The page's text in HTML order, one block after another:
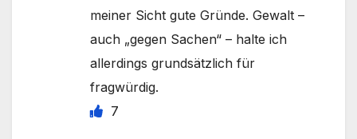
meiner Sicht gute Gründe. Gewalt –
auch „gegen Sachen“ – halte ich
allerdings grundsätzlich für
fragwürdig.
7